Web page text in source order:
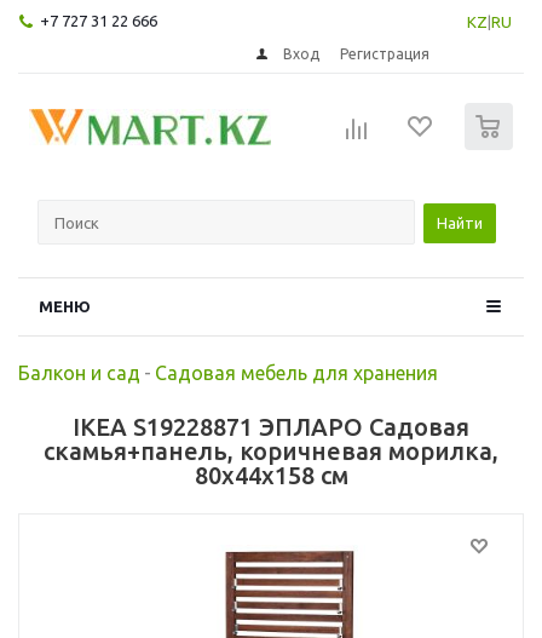
+7 727 31 22 666 KZ RU
Вход Регистрация
Найти
МЕНЮ
Балкон и сад - Садовая мебель для хранения
IKEA S19228871 ЭПЛАРО Садовая
скамья+панель, коричневая морилка,
80x44x158 см